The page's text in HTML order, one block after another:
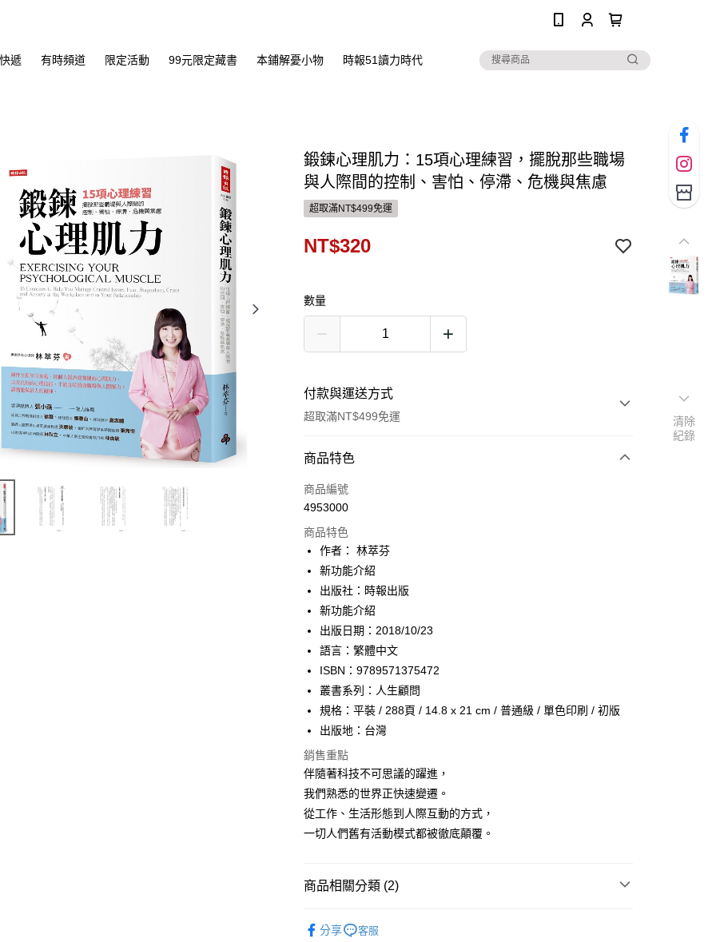
遞 有時頻道 限定活動 99元限定藏書 本鋪解憂小物 時報51讀力時代
鍛鍊心理肌力：15項心理練習，擺脫那些職場
與人際間的控制、害怕、停滯、危機與焦慮
超取滿NT$499免運
NT$320
數量
付款與運送方式
超取滿NT$499免運
付款方式
信用卡一次付款
運送方式
付款後全家取貨
每筆NT$60，滿NT$499(含以上)免運費
付款後7-11取貨
每筆NT$60，滿NT$499(含以上)免運費
宅配
商品特色
商品編號
4953000
商品特色
作者： 林萃芬
新功能介紹
出版社：時報出版
新功能介紹
出版日期：2018/10/23
語言：繁體中文
ISBN：9789571375472
叢書系列：人生顧問
規格：平裝 / 288頁 / 14.8 x 21 cm / 普通級 / 單色印刷 / 初版
出版地：台灣
銷售重點
伴隨著科技不可思議的躍進，
我們熟悉的世界正快速變遷。
從工作、生活形態到人際互動的方式，
一切人們舊有活動模式都被徹底顛覆。
商品相關分類 (2)
分享 客服
清除
紀錄